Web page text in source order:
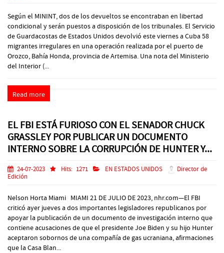
Según el MININT, dos de los devueltos se encontraban en libertad
condicional y serán puestos a disposición de los tribunales. El Servicio
de Guardacostas de Estados Unidos devolvió este viernes a Cuba 58
migrantes irregulares en una operación realizada por el puerto de
Orozco, Bahía Honda, provincia de Artemisa. Una nota del Ministerio
del Interior (...
Read more
EL FBI ESTÁ FURIOSO CON EL SENADOR CHUCK
GRASSLEY POR PUBLICAR UN DOCUMENTO
INTERNO SOBRE LA CORRUPCIÓN DE HUNTER Y...
24-07-2023 Hits: 1271 EN ESTADOS UNIDOS
Director de
Edición
Nelson Horta Miami MIAMI 21 DE JULIO DE 2023, nhr.com—El FBI
criticó ayer jueves a dos importantes legisladores republicanos por
apoyar la publicación de un documento de investigación interno que
contiene acusaciones de que el presidente Joe Biden y su hijo Hunter
aceptaron sobornos de una compañía de gas ucraniana, afirmaciones
que la Casa Blan...